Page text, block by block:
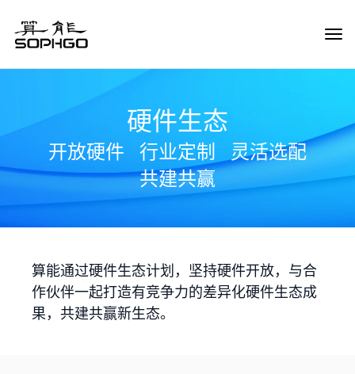
硬件生态
开放硬件 行业定制
灵活选配
共建共赢
算能通过硬件生态计划，坚持硬件开放，与合
作伙伴一起打造有竞争力的差异化硬件生态成
果，共建共赢新生态。